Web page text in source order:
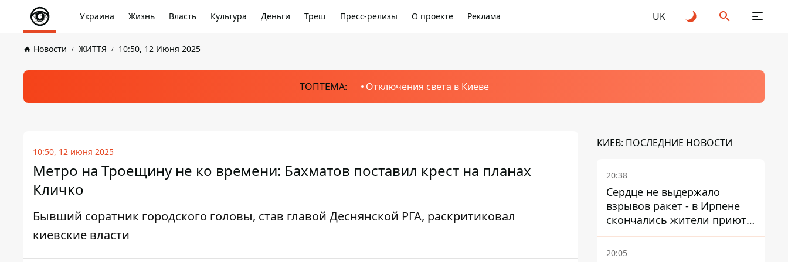
Украина Жизнь Власть Культура Деньги Треш Пресс-релизы О проекте Реклама UK
Новости ЖИТТЯ 10:50, 12 Июня 2025
ТОПТЕМА: Отключения света в Киеве
10:50, 12 июня 2025
Метро на Троещину не ко времени: Бахматов поставил крест на планах
Кличко
Бывший соратник городского головы, став главой Деснянской РГА, раскритиковал
киевские власти
КИЕВ: ПОСЛЕДНИЕ НОВОСТИ
20:38
Сердце не выдержало
взрывов ракет - в Ирпене
скончались жители приюта
для собак с инвалидностью
20:05